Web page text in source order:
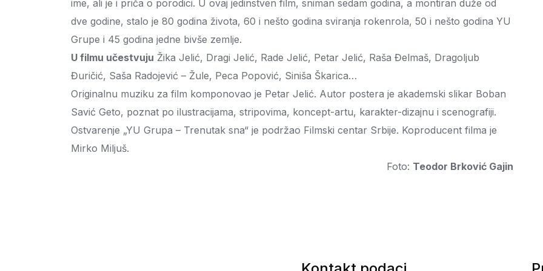
ime, ali je i priča o porodici. U ovaj jedinstven film, sniman sedam godina, a montiran duže od
dve godine, stalo je 80 godina života, 60 i nešto godina sviranja rokenrola, 50 i nešto godina YU
Grupe i 45 godina jedne bivše zemlje.
U filmu učestvuju Žika Jelić, Dragi Jelić, Rade Jelić, Petar Jelić, Raša Đelmaš, Dragoljub
Đuričić, Saša Radojević – Žule, Peca Popović, Siniša Škarica…
Originalnu muziku za film komponovao je Petar Jelić. Autor postera je akademski slikar Boban
Savić Geto, poznat po ilustracijama, stripovima, koncept-artu, karakter-dizajnu i scenografiji.
Ostvarenje „YU Grupa – Trenutak sna“ je podržao Filmski centar Srbije. Koproducent filma je
Mirko Miljuš.
Foto: Teodor Brković Gajin